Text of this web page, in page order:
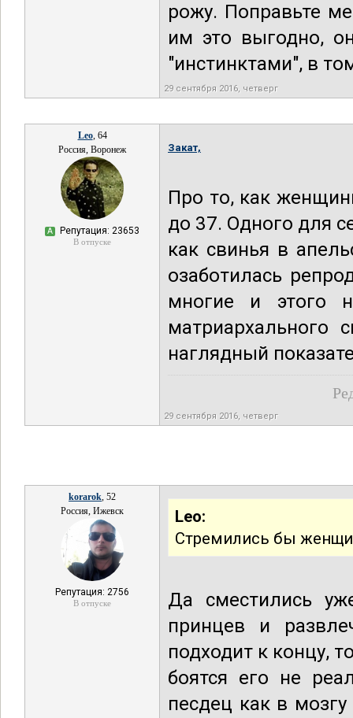
рожу. Поправьте
им это выгодно,
"инстинктами", в
29 сентября 2016, четверг
Leo, 64
Россия, Воронеж
А Репутация: 23653
В отпуске
Закат,
Про то, как
до 37. Одного для
как свинья в
озаботилась
многие и этого
матриархального
наглядный
29 сентября 2016, четверг
korarok, 52
Россия, Ижевск
Репутация: 2756
В отпуске
Leo:
Стремились бы
Да сместились
принцев и
подходит к концу,
боятся его не
песдец как в